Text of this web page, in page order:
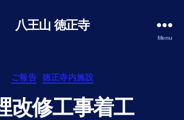
八王山 徳正寺
Menu
Categories
ご報告 徳正寺内施設
改修工事着工